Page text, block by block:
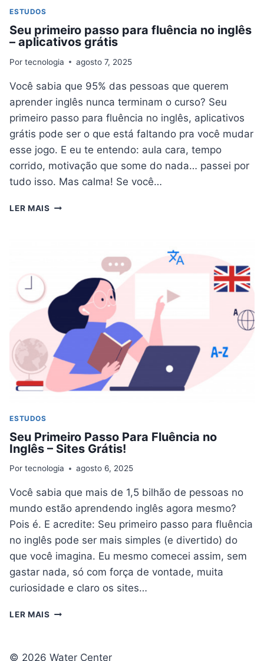
ESTUDOS
Seu primeiro passo para fluência no inglês
– aplicativos grátis
Por tecnologia agosto 7, 2025
Você sabia que 95% das pessoas que querem
aprender inglês nunca terminam o curso? Seu
primeiro passo para fluência no inglês, aplicativos
grátis pode ser o que está faltando pra você mudar
esse jogo. E eu te entendo: aula cara, tempo
corrido, motivação que some do nada… passei por
tudo isso. Mas calma! Se você…
LER MAIS SEU
INGLÊS
APLICATIVOS
GRÁTIS
ESTUDOS
Seu Primeiro Passo Para Fluência no
Inglês – Sites Grátis!
Por tecnologia agosto 6, 2025
Você sabia que mais de 1,5 bilhão de pessoas no
mundo estão aprendendo inglês agora mesmo?
Pois é. E acredite: Seu primeiro passo para fluência
no inglês pode ser mais simples (e divertido) do
que você imagina. Eu mesmo comecei assim, sem
gastar nada, só com força de vontade, muita
curiosidade e claro os sites…
LER MAIS SEU
© 2026 Water Center